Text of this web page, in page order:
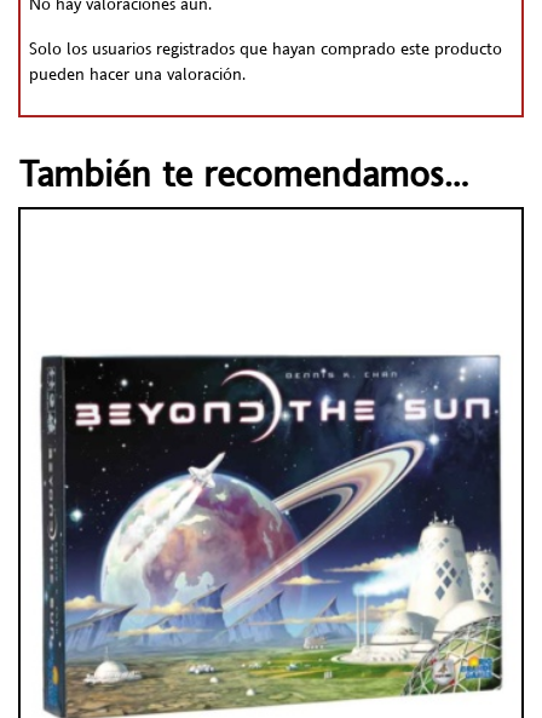
Solo los usuarios registrados que hayan comprado este producto
pueden hacer una valoración.
También te recomendamos…